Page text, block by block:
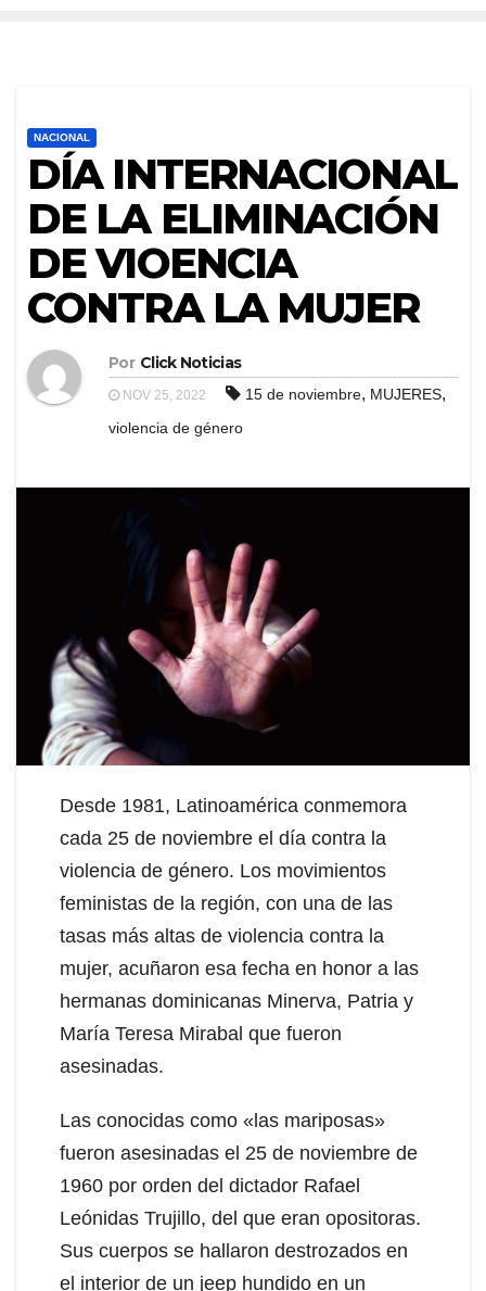
NACIONAL
DÍA INTERNACIONAL
DE LA ELIMINACIÓN
DE VIOENCIA
CONTRA LA MUJER
Por Click Noticias
NOV 25, 2022 15 de noviembre, MUJERES,
violencia de género
Desde 1981, Latinoamérica conmemora
cada 25 de noviembre el día contra la
violencia de género. Los movimientos
feministas de la región, con una de las
tasas más altas de violencia contra la
mujer, acuñaron esa fecha en honor a las
hermanas dominicanas Minerva, Patria y
María Teresa Mirabal que fueron
asesinadas.
Las conocidas como «las mariposas»
fueron asesinadas el 25 de noviembre de
1960 por orden del dictador Rafael
Leónidas Trujillo, del que eran opositoras.
Sus cuerpos se hallaron destrozados en
el interior de un jeep hundido en un